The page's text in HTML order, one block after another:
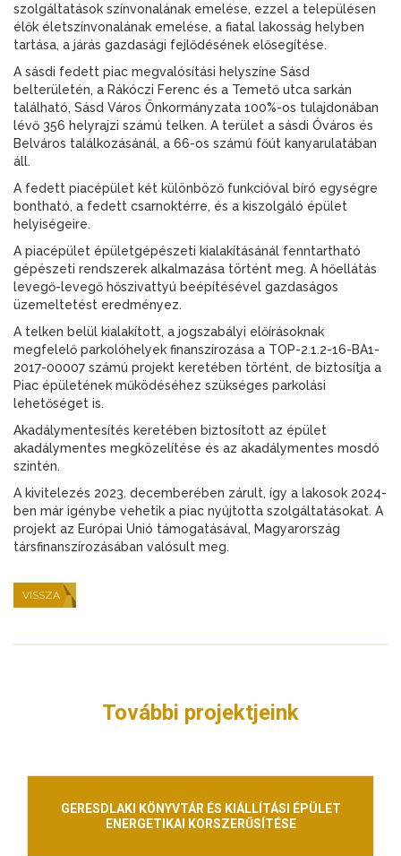
szolgáltatások színvonalának emelése, ezzel a településen
élők életszínvonalának emelése, a fiatal lakosság helyben
tartása, a járás gazdasági fejlődésének elősegítése.
A sásdi fedett piac megvalósítási helyszíne Sásd
belterületén, a Rákóczi Ferenc és a Temető utca sarkán
található, Sásd Város Önkormányzata 100%-os tulajdonában
lévő 356 helyrajzi számú telken. A terület a sásdi Óváros és
Belváros találkozásánál, a 66-os számú főút kanyarulatában
áll.
A fedett piacépület két különböző funkcióval bíró egységre
bontható, a fedett csarnoktérre, és a kiszolgáló épület
helyiségeire.
A piacépület épületgépészeti kialakításánál fenntartható
gépészeti rendszerek alkalmazása történt meg. A hőellátás
levegő-levegő hőszivattyú beépítésével gazdaságos
üzemeltetést eredményez.
A telken belül kialakított, a jogszabályi előírásoknak
megfelelő parkolóhelyek finanszírozása a TOP-2.1.2-16-BA1-
2017-00007 számú projekt keretében történt, de biztosítja a
Piac épületének működéséhez szükséges parkolási
lehetőséget is.
Akadálymentesítés keretében biztosított az épület
akadálymentes megközelítése és az akadálymentes mosdó
szintén.
A kivitelezés 2023. decemberében zárult, így a lakosok 2024-
ben már igénybe vehetik a piac nyújtotta szolgáltatásokat. A
projekt az Európai Unió támogatásával, Magyarország
társfinanszírozásában valósult meg.
VISSZA
További projektjeink
GERESDLAKI KÖNYVTÁR ÉS KIÁLLÍTÁSI ÉPÜLET
ENERGETIKAI KORSZERŰSÍTÉSE